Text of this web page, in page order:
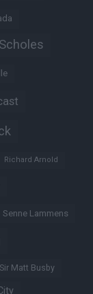
Richard Arnold
Senne Lammens
Sir Matt Busby